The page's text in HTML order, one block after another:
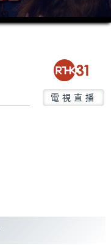
電視直播